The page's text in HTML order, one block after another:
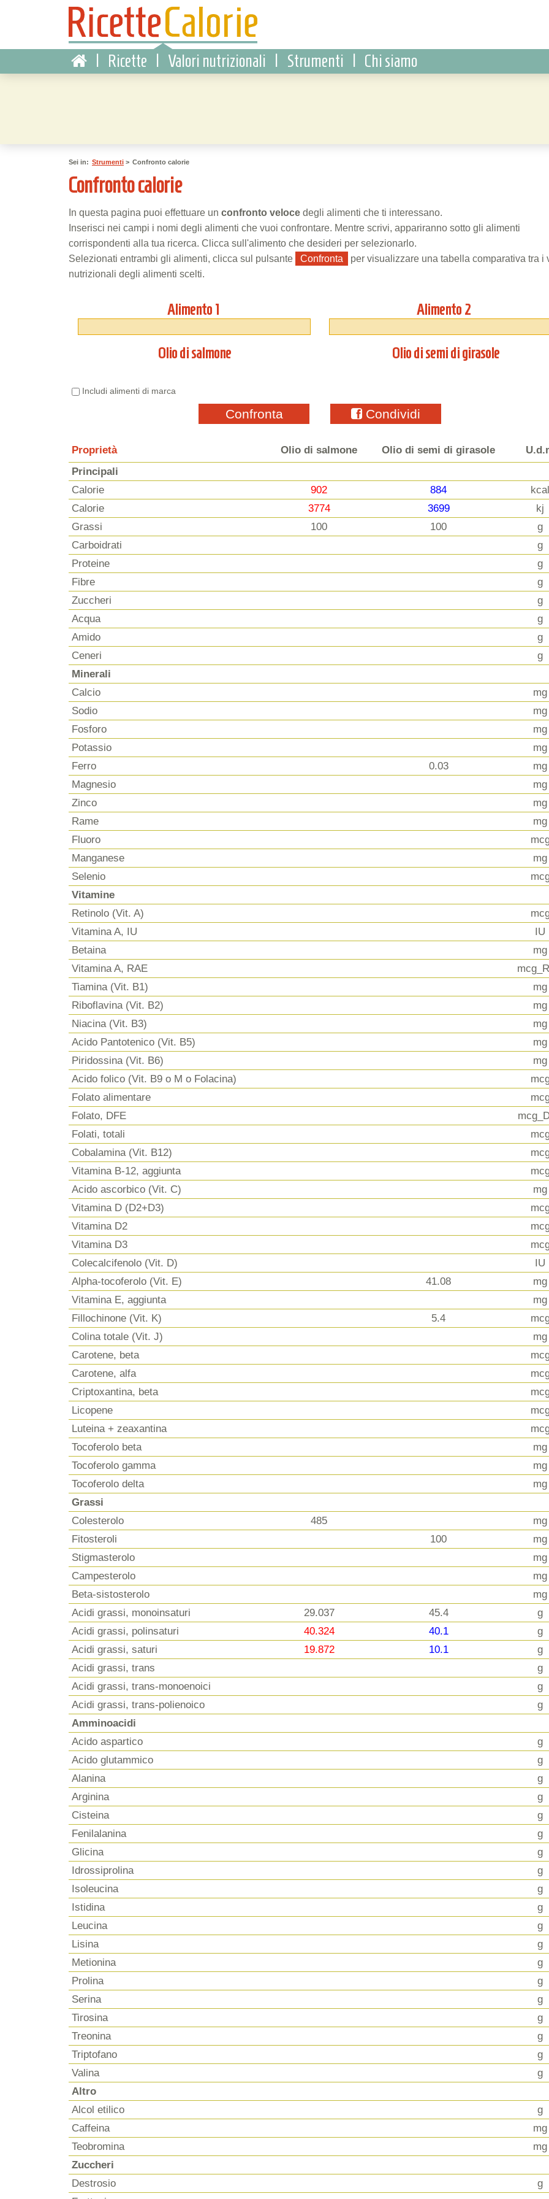
Ricette Valori nutrizionali Strumenti Chi siamo
Sei in: Strumenti > Confronto calorie
Confronto calorie
In questa pagina puoi effettuare un confronto veloce degli alimenti che ti interessano.
Inserisci nei campi i nomi degli alimenti che vuoi confrontare. Mentre scrivi, appariranno sotto gli alimenti
corrispondenti alla tua ricerca. Clicca sull'alimento che desideri per selezionarlo.
Selezionati entrambi gli alimenti, clicca sul pulsante
Confronta
per visualizzare una tabella comparativa tra i
nutrizionali degli alimenti scelti.
Alimento 1
Olio di salmone
Alimento 2
Olio di semi di girasole
Includi alimenti di marca
Confronta Condividi
Proprietà Olio di salmone Olio di semi di girasole
Principali
Calorie
902 884
kcal
Calorie
3774 3699
kj
Grassi
100 100
g
Carboidrati
g
Proteine
g
Fibre
g
Zuccheri
g
Acqua
g
Amido
g
Ceneri
g
Minerali
Calcio
mg
Sodio
mg
Fosforo
mg
Potassio
mg
Ferro
0.03
mg
Magnesio
mg
Zinco
mg
Rame
mg
Fluoro
Manganese
mg
Selenio
Vitamine
Retinolo (Vit. A)
Vitamina A, IU
IU
Betaina
mg
Vitamina A, RAE
Tiamina (Vit. B1)
mg
Riboflavina (Vit. B2)
mg
Niacina (Vit. B3)
mg
Acido Pantotenico (Vit. B5)
mg
Piridossina (Vit. B6)
mg
Acido folico (Vit. B9 o M o Folacina)
Folato alimentare
Folato, DFE
Folati, totali
Cobalamina (Vit. B12)
Vitamina B-12, aggiunta
Acido ascorbico (Vit. C)
mg
Vitamina D (D2+D3)
Vitamina D2
Vitamina D3
Colecalcifenolo (Vit. D)
IU
Alpha-tocoferolo (Vit. E)
41.08
mg
Vitamina E, aggiunta
mg
Fillochinone (Vit. K)
5.4
Colina totale (Vit. J)
mg
Carotene, beta
Carotene, alfa
Criptoxantina, beta
Licopene
Luteina + zeaxantina
Tocoferolo beta
mg
Tocoferolo gamma
mg
Tocoferolo delta
mg
Grassi
Colesterolo
485
mg
Fitosteroli
100
mg
Stigmasterolo
mg
Campesterolo
mg
Beta-sistosterolo
mg
Acidi grassi, monoinsaturi
29.037 45.4
g
Acidi grassi, polinsaturi
40.324 40.1
g
Acidi grassi, saturi
19.872 10.1
g
Acidi grassi, trans
g
Acidi grassi, trans-monoenoici
g
Acidi grassi, trans-polienoico
g
Amminoacidi
Acido aspartico
g
Acido glutammico
g
Alanina
g
Arginina
g
Cisteina
g
Fenilalanina
g
Glicina
g
Idrossiprolina
g
Isoleucina
g
Istidina
g
Leucina
g
Lisina
g
Metionina
g
Prolina
g
Serina
g
Tirosina
g
Treonina
g
Triptofano
g
Valina
g
Altro
Alcol etilico
g
Caffeina
mg
Teobromina
mg
Zuccheri
Destrosio
g